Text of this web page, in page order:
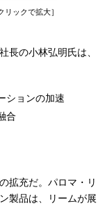
ックで拡大］
長の小林弘明氏は、
ションの加速
合
拡充だ。パロマ・リ
製品は、リームが展